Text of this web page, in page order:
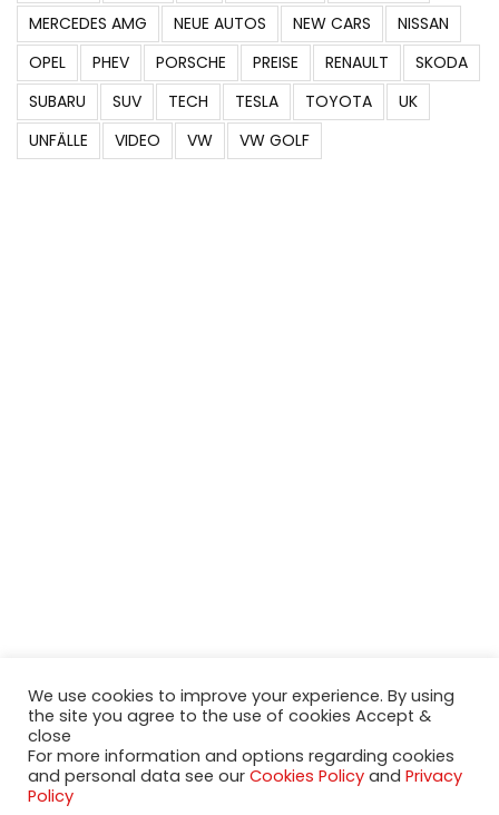
MERCEDES AMG
NEUE AUTOS NEW CARS
NISSAN
OPEL
PHEV PORSCHE PREISE RENAULT
SKODA
SUBARU
SUV TECH TESLA TOYOTA
UK
UNFÄLLE
VIDEO VW VW GOLF
2020-2023 NeueModelleAutos.de. KaripNetwork - All rights
We use cookies to improve your experience. By using
the site you agree to the use of cookies Accept &
close
For more information and options regarding cookies
and personal data see our Cookies Policy and Privacy
Policy